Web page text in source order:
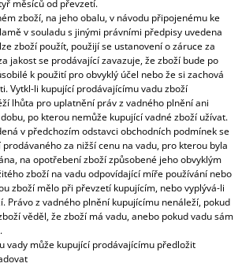
měsíců od převzetí.
zboží, na jeho obalu, v návodu připojenému ke
v souladu s jinými právními předpisy uvedena
zboží použít, použijí se ustanovení o záruce za
jakost se prodávající zavazuje, že zboží bude po
k použití pro obvyklý účel nebo že si zachová
Vytkl-li kupující prodávajícímu vadu zboží
lhůta pro uplatnění práv z vadného plnění ani
po kterou nemůže kupující vadné zboží užívat.
v předchozím odstavci obchodních podmínek se
prodávaného za nižší cenu na vadu, pro kterou byla
na opotřebení zboží způsobené jeho obvyklým
zboží na vadu odpovídající míře používání nebo
zboží mělo při převzetí kupujícím, nebo vyplývá-li
Právo z vadného plnění kupujícímu nenáleží, pokud
věděl, že zboží má vadu, anebo pokud vadu sám
vady může kupující prodávajícímu předložit